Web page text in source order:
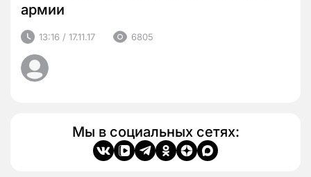
армии
13:16 / 17.11.17 6805
Мы в социальных сетях: